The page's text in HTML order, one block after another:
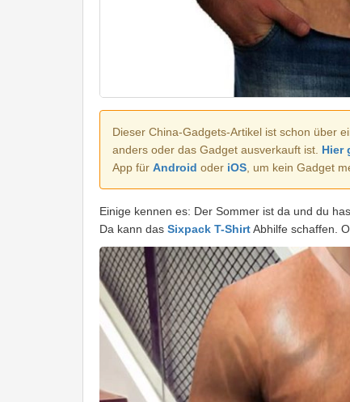
Dieser China-Gadgets-Artikel ist schon über
anders oder das Gadget ausverkauft ist. Hier
App für Android oder iOS , um kein Gadget
Einige kennen es: Der Sommer ist da und du
Da kann das Sixpack T-ShirtAbhilfe schaffen.